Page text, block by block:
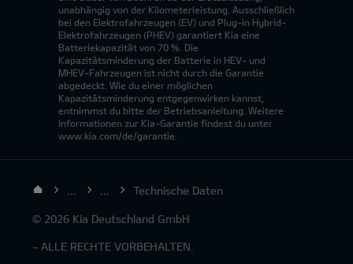
unabhängig von der Kilometerleistung. Ausschließlich
bei den Elektrofahrzeugen (EV) und Plug-in Hybrid-
Elektrofahrzeugen (PHEV) garantiert Kia eine
Batteriekapazität von 70 %. Die
Kapazitätsminderung der Batterie in HEV- und
MHEV-Fahrzeugen ist nicht durch die Garantie
abgedeckt. Wie du einer möglichen
Kapazitätsminderung entgegenwirken kannst,
entnimmst du bitte der Betriebsanleitung. Weitere
Informationen zur Kia-Garantie findest du unter
www.kia.com/de/garantie.
Technische Daten
© 2026 Kia Deutschland GmbH
- ALLE RECHTE VORBEHALTEN.